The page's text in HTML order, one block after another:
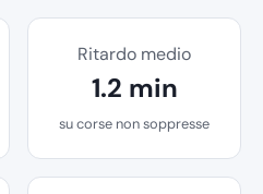
Ritardo medio
1.2 min
su corse non soppresse